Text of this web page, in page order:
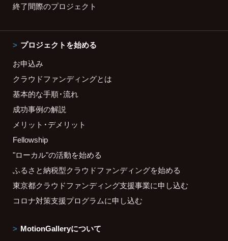
終了間際のプロジェクト
プロジェクトを始める
お申込み
クラウドファンディングとは
基本的な手順・流れ
成功事例の解説
メリット・デメリット
Fellowship
"ローカル"の活動を始める
ふるさと納税型クラウドファンディングを始める
東京都クラウドファンディング支援事業に申し込む
コロナ対策支援プログラムに申し込む
MotionGalleryについて